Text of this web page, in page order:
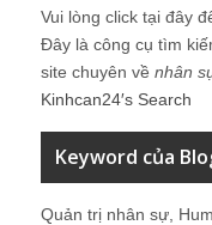
Vui lòng click tại đây
Đây là công cụ tìm
site chuyên về nhân
Kinhcan24′s Search
Keyword của
Quản trị nhân sự,